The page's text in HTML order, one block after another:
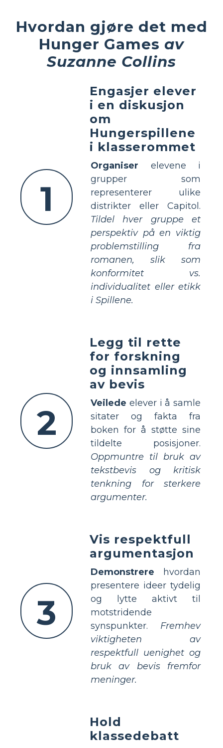
Hvordan gjøre det med
Hunger Games av
Suzanne Collins
1
Engasjer elever
i en diskusjon
om
Hungerspillene
i klasserommet
Organiser elevene i
grupper som
representerer ulike
distrikter eller Capitol.
Tildel hver gruppe et
perspektiv på en viktig
problemstilling fra
romanen, slik som
konformitet vs.
individualitet eller etikk
i Spillene.
2
Legg til rette
for forskning
og innsamling
av bevis
Veilede elever i å samle
sitater og fakta fra
boken for å støtte sine
tildelte posisjoner.
Oppmuntre til bruk av
tekstbevis og kritisk
tenkning for sterkere
argumenter.
3
Vis respektfull
argumentasjon
Demonstrere hvordan
presentere ideer tydelig
og lytte aktivt til
motstridende
synspunkter. Fremhev
viktigheten av
respektfull uenighet og
bruk av bevis fremfor
meninger.
Hold
klassedebatt